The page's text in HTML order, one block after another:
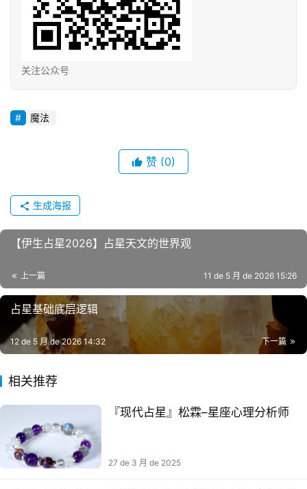
关注公众号
魔法
赞 (0)
生成海报
【伊生占星2026】占星天文的世界观
上一篇 11 de 5 月 de 2026 15:26
占星基础底层逻辑
下一篇
12 de 5 月 de 2026 14:32
相关推荐
『现代占星』松霖–星座心理分析师
27 de 3 月 de 2025